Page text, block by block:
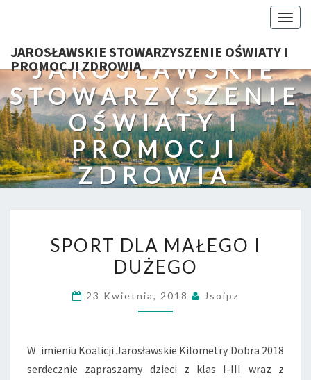
JAROSŁAWSKIE STOWARZYSZENIE OŚWIATY I
PROMOCJI ZDROWIA
JAROSŁAWSKIE
STOWARZYSZENIE
OŚWIATY I
PROMOCJI
ZDROWIA
DLA
MAŁEGO
DUŻEGO
SPORT DLA MAŁEGO I
DUŻEGO
23 Kwietnia, 2018 Jsoipz
W imieniu Koalicji Jarosławskie Kilometry Dobra 2018
serdecznie zapraszamy dzieci z klas I-III wraz z